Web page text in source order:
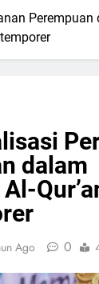
dalam
Ago 0